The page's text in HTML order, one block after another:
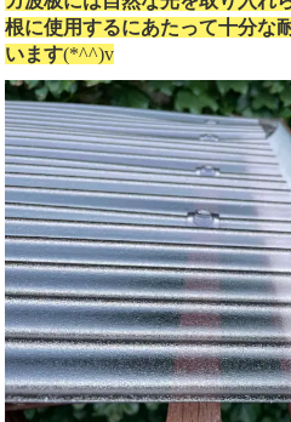
根に使用するにあたって十分な
います(*^^)v